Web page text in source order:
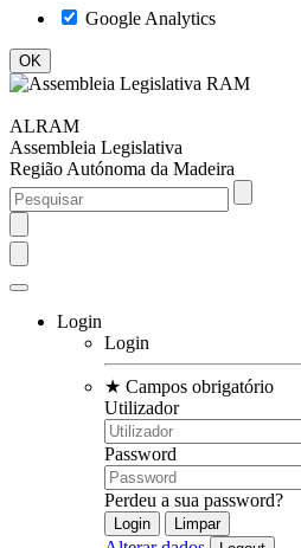
Google Analytics
ALRAM
Assembleia Legislativa
Região Autónoma da Madeira
Login
Login
★ Campos obrigatório
Utilizador
Password
Perdeu a sua password?